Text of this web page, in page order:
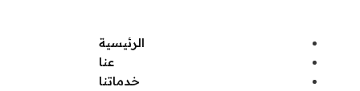
الرئيسية
عنا
خدماتنا